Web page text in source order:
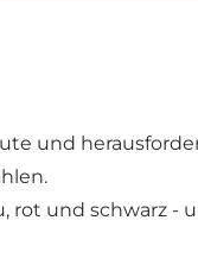
und
rot und schwarz -